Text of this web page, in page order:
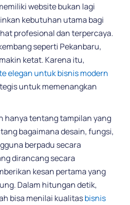
website bukan lagi
kebutuhan utama bagi
profesional dan terpercaya.
seperti Pekanbaru,
ketat. Karena itu,
elegan untuk bisnis modern
untuk memenangkan
hanya tentang tampilan yang
bagaimana desain, fungsi,
berpadu secara
dirancang secara
kesan pertama yang
Dalam hitungan detik,
bisa menilai kualitasbisnis